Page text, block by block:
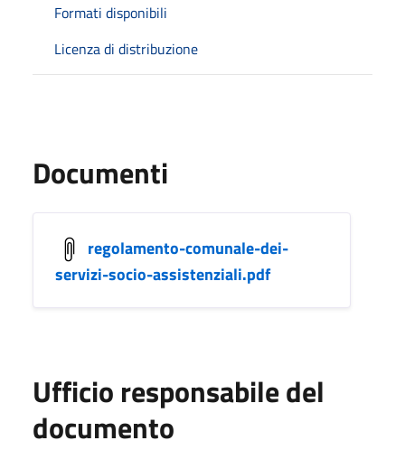
Formati disponibili
Licenza di distribuzione
Documenti
regolamento-comunale-dei-
servizi-socio-assistenziali.pdf
Ufficio responsabile del
documento